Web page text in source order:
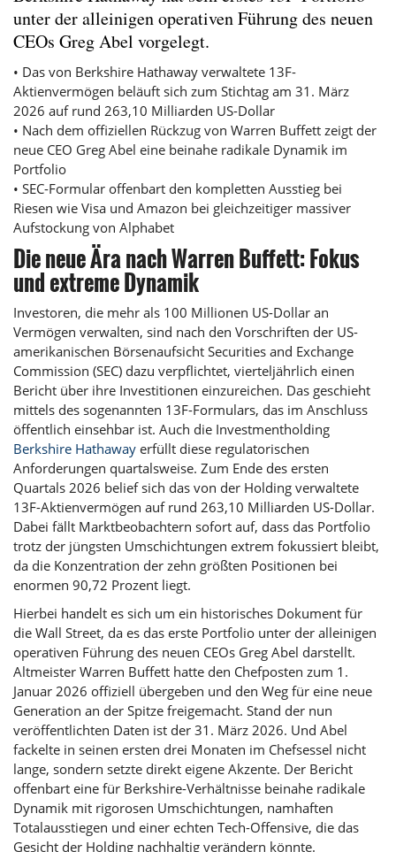
unter der alleinigen operativen Führung des neuen
CEOs Greg Abel vorgelegt.
• Das von Berkshire Hathaway verwaltete 13F-
Aktienvermögen beläuft sich zum Stichtag am 31. März
2026 auf rund 263,10 Milliarden US-Dollar
• Nach dem offiziellen Rückzug von Warren Buffett zeigt der
neue CEO Greg Abel eine beinahe radikale Dynamik im
Portfolio
• SEC-Formular offenbart den kompletten Ausstieg bei
Riesen wie Visa und Amazon bei gleichzeitiger massiver
Aufstockung von Alphabet
Die neue Ära nach Warren Buffett: Fokus
und extreme Dynamik
Investoren, die mehr als 100 Millionen US-Dollar an
Vermögen verwalten, sind nach den Vorschriften der US-
amerikanischen Börsenaufsicht Securities and Exchange
Commission (SEC) dazu verpflichtet, vierteljährlich einen
Bericht über ihre Investitionen einzureichen. Das geschieht
mittels des sogenannten 13F-Formulars, das im Anschluss
öffentlich einsehbar ist. Auch die Investmentholding
Berkshire Hathaway erfüllt diese regulatorischen
Anforderungen quartalsweise. Zum Ende des ersten
Quartals 2026 belief sich das von der Holding verwaltete
13F-Aktienvermögen auf rund 263,10 Milliarden US-Dollar.
Dabei fällt Marktbeobachtern sofort auf, dass das Portfolio
trotz der jüngsten Umschichtungen extrem fokussiert bleibt,
da die Konzentration der zehn größten Positionen bei
enormen 90,72 Prozent liegt.
Hierbei handelt es sich um ein historisches Dokument für
die Wall Street, da es das erste Portfolio unter der alleinigen
operativen Führung des neuen CEOs Greg Abel darstellt.
Altmeister Warren Buffett hatte den Chefposten zum 1.
Januar 2026 offiziell übergeben und den Weg für eine neue
Generation an der Spitze freigemacht. Stand der nun
veröffentlichten Daten ist der 31. März 2026. Und Abel
fackelte in seinen ersten drei Monaten im Chefsessel nicht
lange, sondern setzte direkt eigene Akzente. Der Bericht
offenbart eine für Berkshire-Verhältnisse beinahe radikale
Dynamik mit rigorosen Umschichtungen, namhaften
Totalausstiegen und einer echten Tech-Offensive, die das
Gesicht der Holding nachhaltig verändern könnte.